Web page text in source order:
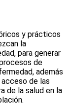
y prácticos
la
para generar
de
además
de las
de la salud en la